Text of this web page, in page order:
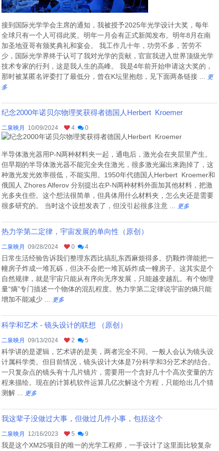
接到国际光学学会主席的通知，我被授予2025年光学设计大奖，每年
全球只有一个人可得此奖。明年一月会有正式新闻发布。明年8月在南
加圣地亚哥有颁奖典礼和宴会。 我工作几十年，功劳不多，苦劳不
少，国际光学界终于认可了我对光学的贡献，官宣我进入世界顶级光学
技术专家的行列，这是我人生的高峰。 我是4年前开始申请这大奖的，
那时被某匿名评委打了最低分，曾在K坛里抱怨，见下面两条链接 ...
更
多
纪念2000年诺贝尔物理奖获得者德国人Herbert Kroemer
二泉映月 10/09/2024 4 0
半导体激光器用P-N两种材料夹一起，通电后，激光会在夹层里产生。
但早期的半导体激光器不能完全夹住激光，很多激光漏出来跑掉了，这
种激光发光效率很低，不能实用。1950年代德国人Herbert Kroemer和
俄国人 Zhores Alferov 分别提出在P-N两种材料外面加其他材料，把激
光多夹住些。这个想法很简单，但具体用什么材料夹，怎么夹还是需要
很多研究的。 当时这个设想发表了，但没引起很多注意 ...
更多
热力学第二定律，宇宙发展的单向性（原创）
二泉映月 09/28/2024 0 4
日常生活经验告诉我们整理东西比搞乱东西麻烦得多。扔颗炸弹能把一
幢房子炸成一堆瓦砾，但决不会把一堆瓦砾炸成一幢房子。这其实是个
自然规律，就是宇宙只能从有序向无序发展，只能越变越乱。有个物理
量“熵”专门描述一个物体的混乱程度。热力学第二定律说宇宙的熵只能
增加不能减少 ...
更多
科学和艺术 - 镜头设计的联想 （原创）
二泉映月 09/13/2024 2 5
科学讲的是逻辑，艺术讲的是美，两者完全不同。一般人会认为镜头设
计属科学类。但目前情况，镜头设计大体是7分科学和3分艺术的结合。
一只复杂点的镜头有十几片镜片，需要用一个含好几十个高次变量的方
程来描绘。现在的计算机软件运算几亿次解这个方程，只能给出几个猜
测解 ...
更多
我这辈子没做过大事，但做过几件小事，包括这个
二泉映月 12/16/2023 5 9
我是这个XM25项目的唯一的光学工程师，一手设计了这里面比较复杂